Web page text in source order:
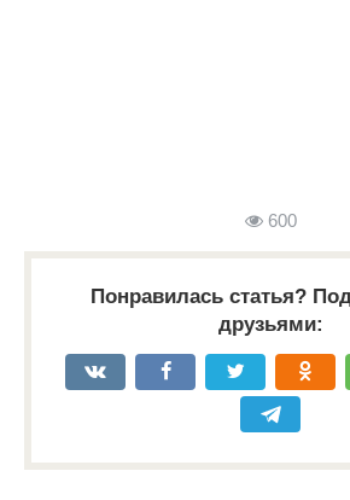
600
Понравилась статья?
друзьями: